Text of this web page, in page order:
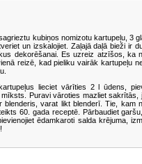
kubiņos nomizotu kartupeļu, 3
un izskalojiet. Zaļajā daļā bieži ir
dekorēšanai. Es uzreiz atzīšos, ka
reizē, kad pieliku vairāk kartupeļu
lieciet vārīties 2 l ūdens,
Puravi vāroties mazliet
varat likt blenderī. Tie, kam
60. gada receptē. Pārbaudiet
ēdamkaroti salda krējuma,